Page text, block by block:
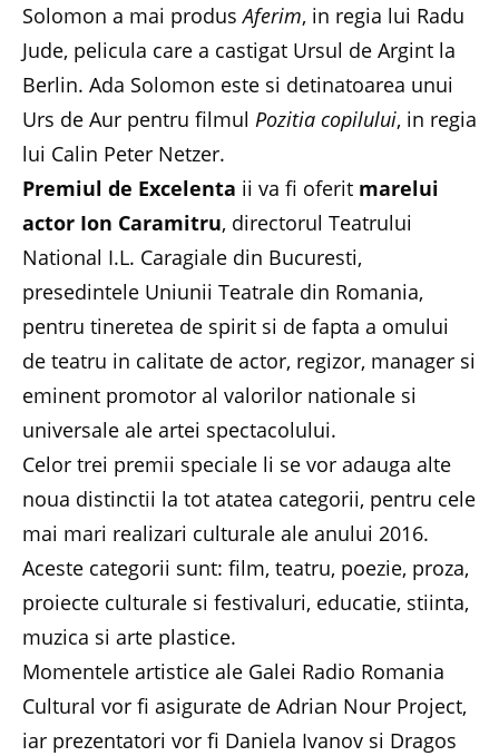
Solomon a mai produsAferim, in regia lui Radu
Jude, pelicula care a castigat Ursul de Argint la
Berlin. Ada Solomon este si detinatoarea unui
Urs de Aur pentru filmul Pozitia copilului, in regia
lui Calin Peter Netzer.
Premiul de Excelenta ii va fi oferit marelui
actor Ion Caramitru, directorul Teatrului
National I.L. Caragiale din Bucuresti,
presedintele Uniunii Teatrale din Romania,
pentru tineretea de spirit si de fapta a omului
de teatru in calitate de actor, regizor, manager si
eminent promotor al valorilor nationale si
universale ale artei spectacolului.
Celor trei premii speciale li se vor adauga alte
noua distinctii la tot atatea categorii, pentru cele
mai mari realizari culturale ale anului 2016.
Aceste categorii sunt: film, teatru, poezie, proza,
proiecte culturale si festivaluri, educatie, stiinta,
muzica si arte plastice.
Momentele artistice ale Galei Radio Romania
Cultural vor fi asigurate de Adrian Nour Project,
iar prezentatori vor fi Daniela Ivanov si Dragos